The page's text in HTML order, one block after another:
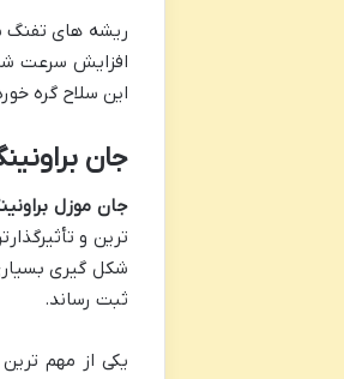
ریشه های تفنگ
افزایش سرعت
این سلاح گره
جان
جان موزل
ترین و
ثبت رساند.
یکی از مهم